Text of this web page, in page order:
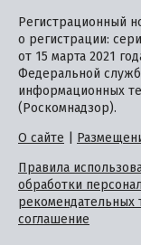
Регистрационный
о регистрации:
от 15 марта 2021
Федеральной
информационных
(Роскомнадзор).
О сайте
Правила
обработки
рекомендательных
соглашение